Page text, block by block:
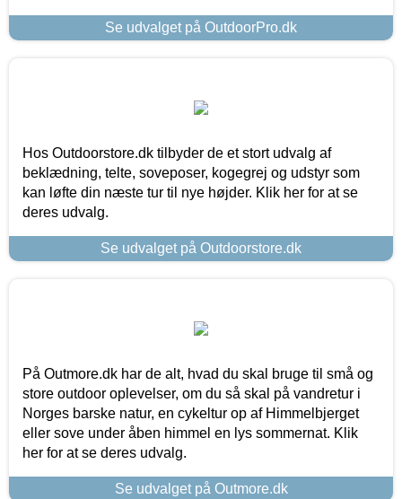
Se udvalget på OutdoorPro.dk
Hos Outdoorstore.dk tilbyder de et stort udvalg af
beklædning, telte, soveposer, kogegrej og udstyr som
kan løfte din næste tur til nye højder. Klik her for at se
deres udvalg.
Se udvalget på Outdoorstore.dk
På Outmore.dk har de alt, hvad du skal bruge til små og
store outdoor oplevelser, om du så skal på vandretur i
Norges barske natur, en cykeltur op af Himmelbjerget
eller sove under åben himmel en lys sommernat. Klik
her for at se deres udvalg.
Se udvalget på Outmore.dk